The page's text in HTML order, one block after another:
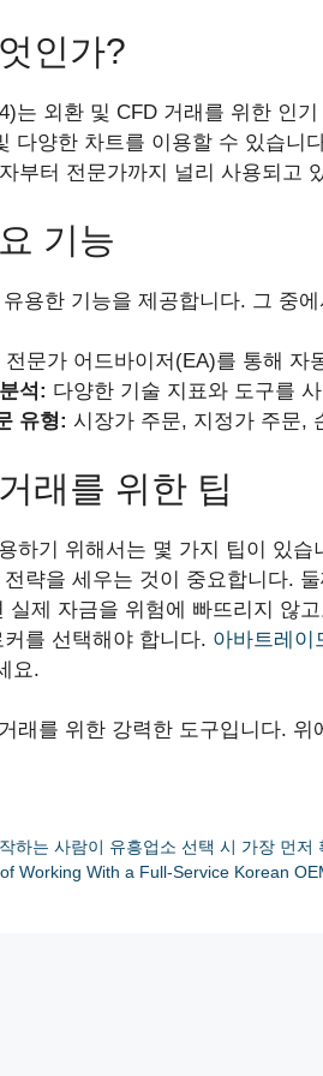
인가?
는 외환 및 CFD 거래를 위한 인
다양한 차트를 이용할 수 있습니
부터 전문가까지 널리 사용되고
기능
용한 기능을 제공합니다. 그 중
전문가 어드바이저(EA)를 통해 자
석: 다양한 기술 지표와 도구를
유형: 시장가 주문, 지정가 주문,
래를 위한 팁
하기 위해서는 몇 가지 팁이 있
략을 세우는 것이 중요합니다.
실제 자금을 위험에 빠뜨리지 않
를 선택해야 합니다. 아바트레이
요.
래를 위한 강력한 도구입니다.
하는 사람이 유흥업소 선택 시 가장 먼저
Working With a Full-Service Korean